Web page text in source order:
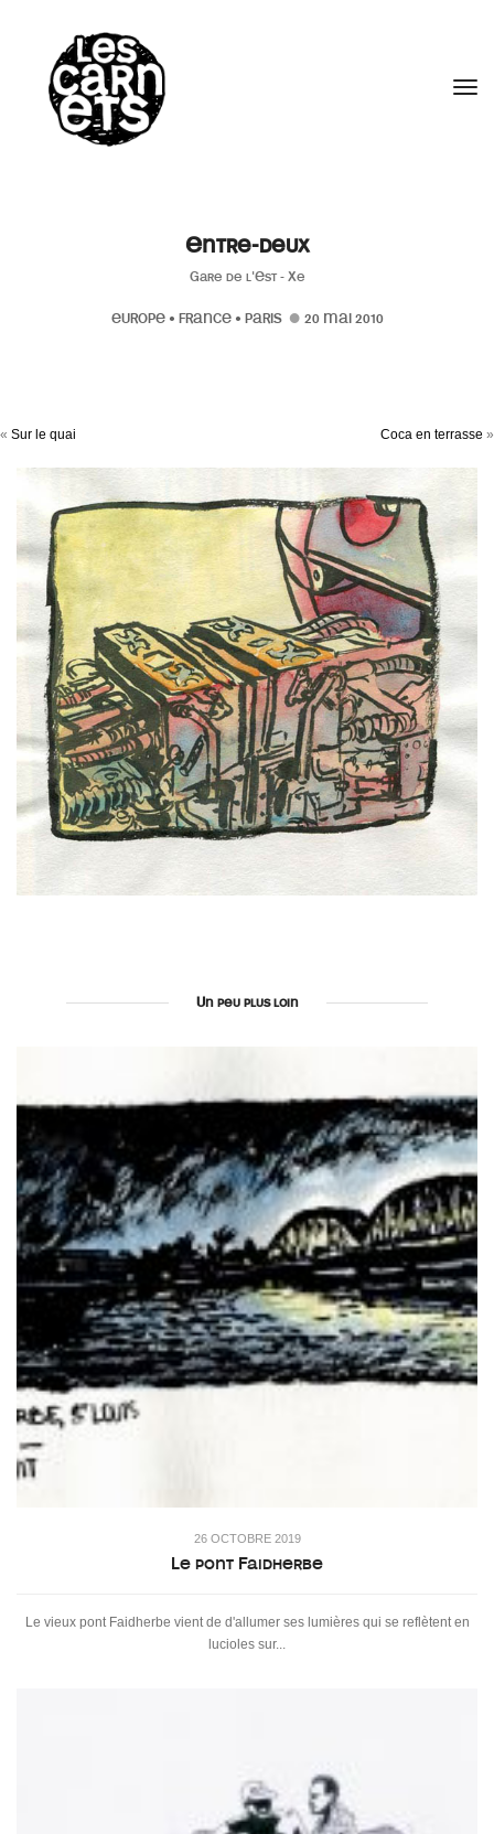
Entre-deux
Gare de l'Est - Xe
EUROPE• FRANCE• PARIS 20 MAI 2010
« Sur le quai Coca en terrasse »
Un peu plus loin
26 OCTOBRE 2019
Le pont Faidherbe
Le vieux pont Faidherbe vient de d'allumer ses lumières qui se reflètent en
lucioles sur...